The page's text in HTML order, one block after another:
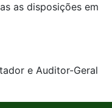
as disposições em
e Auditor-Geral